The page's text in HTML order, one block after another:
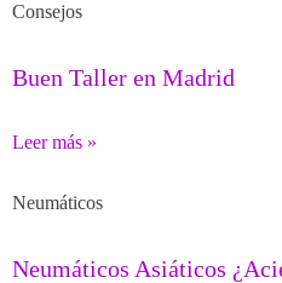
Consejos
Buen Taller en Madrid
Leer más »
Neumáticos
Neumáticos Asiáticos